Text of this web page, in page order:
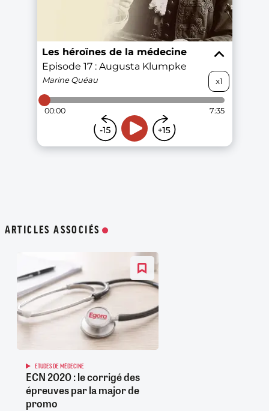
ARTICLES ASSOCIÉS
ETUDES DE MÉDECINE
ECN 2020 : le corrigé des
épreuves par la major de
promo